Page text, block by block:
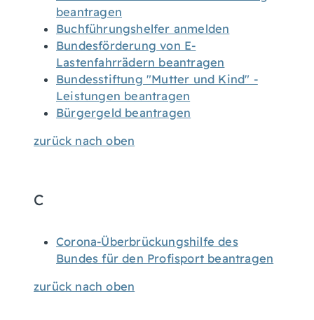
beantragen
Buchführungshelfer anmelden
Bundesförderung von E-
Lastenfahrrädern beantragen
Bundesstiftung "Mutter und Kind" -
Leistungen beantragen
Bürgergeld beantragen
zurück nach oben
C
Corona-Überbrückungshilfe des
Bundes für den Profisport beantragen
zurück nach oben